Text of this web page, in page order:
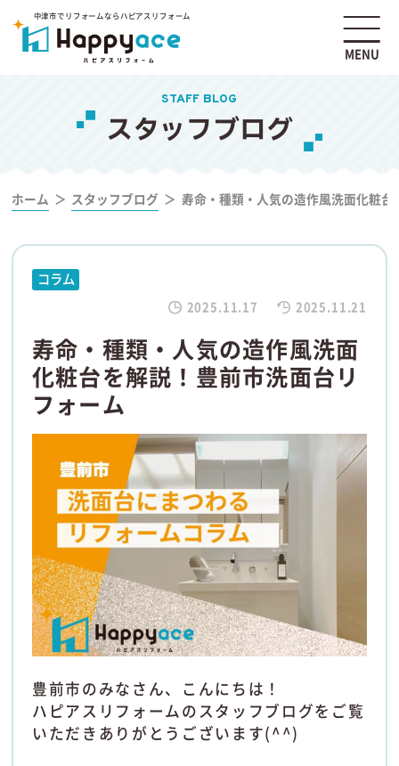
中津市でリフォームならハピアスリフォーム
MENU
STAFF BLOG
スタッフブログ
ホーム スタッフブログ 寿命・種類・人気の造作風洗面化粧
コラム
2025.11.17 2025.11.21
寿命・種類・人気の造作風洗面
化粧台を解説！豊前市洗面台リ
フォーム
豊前市のみなさん、こんにちは！
ハピアスリフォームのスタッフブログをご覧
いただきありがとうございます(^^)